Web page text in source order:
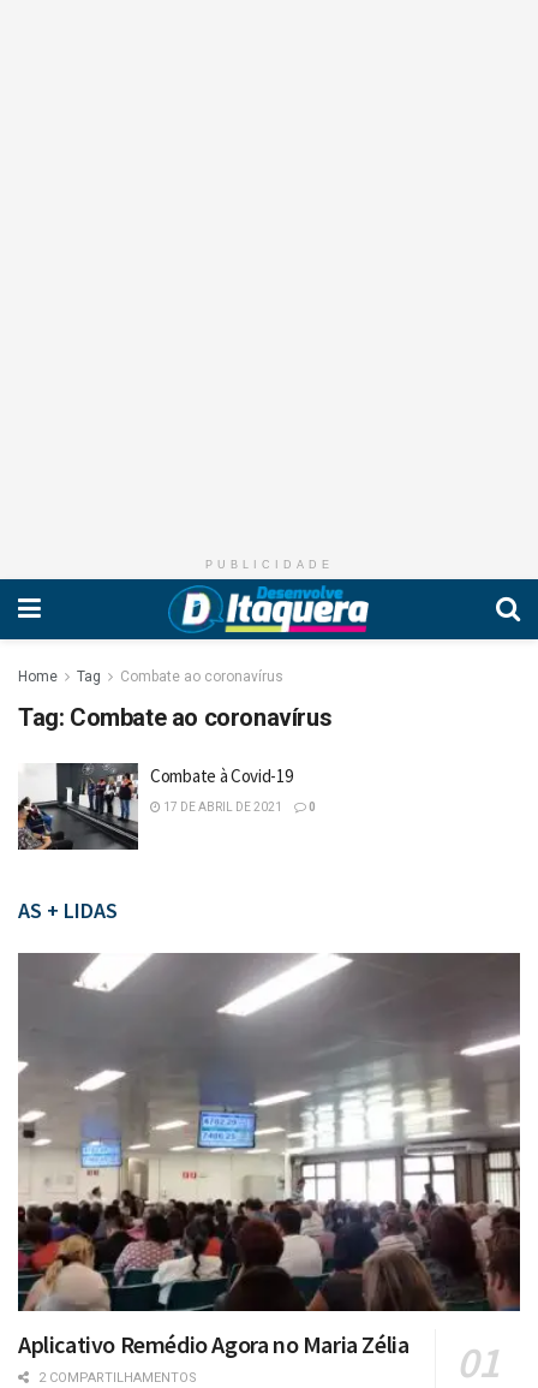
PUBLICIDADE
Home Tag Combate ao coronavírus
Tag: Combate ao coronavírus
Combate à Covid-19
17 DE ABRIL DE 2021 0
AS + LIDAS
Aplicativo Remédio Agora no Maria Zélia
2 COMPARTILHAMENTOS